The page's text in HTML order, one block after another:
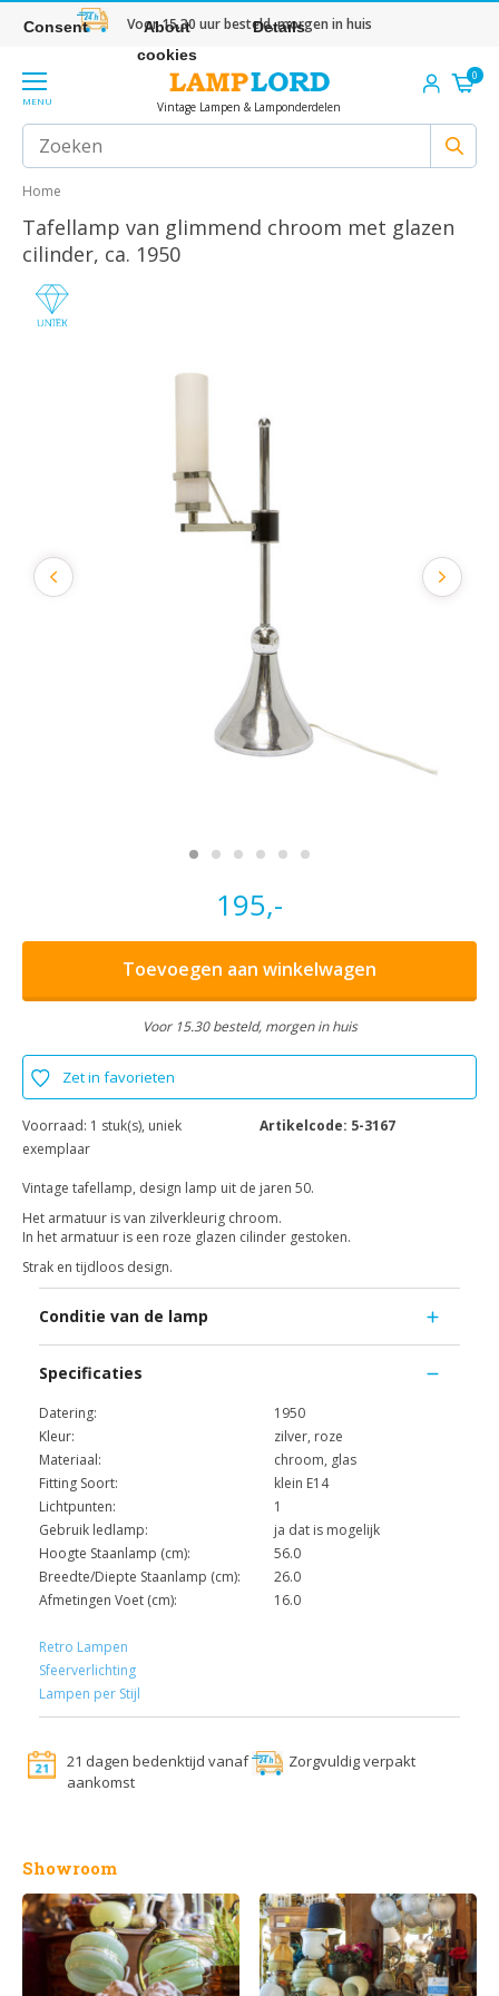
Voor 15.30 uur besteld, morgen in huis
MENU Vintage Lampen & Lamponderdelen
0
Home
Tafellamp van glimmend chroom met glazen
cilinder, ca. 1950
195,-
Toevoegen aan winkelwagen
Voor 15.30 besteld, morgen in huis
Zet in favorieten
Voorraad: 1 stuk(s), uniek
exemplaar
Artikelcode: 5-3167
Vintage tafellamp, design lamp uit de jaren 50.
Het armatuur is van zilverkleurig chroom.
In het armatuur is een roze glazen cilinder gestoken.
Strak en tijdloos design.
Conditie van de lamp
Specificaties
Datering:
1950
Kleur:
zilver, roze
Materiaal:
chroom, glas
Fitting Soort:
klein E14
Lichtpunten:
1
Gebruik ledlamp:
ja dat is mogelijk
Hoogte Staanlamp (cm):
56.0
Breedte/Diepte Staanlamp (cm):
26.0
Afmetingen Voet (cm):
16.0
Retro Lampen
Sfeerverlichting
Lampen per Stijl
21 dagen bedenktijd vanaf
aankomst
Zorgvuldig verpakt
Showroom
Consent
About
cookies
Details